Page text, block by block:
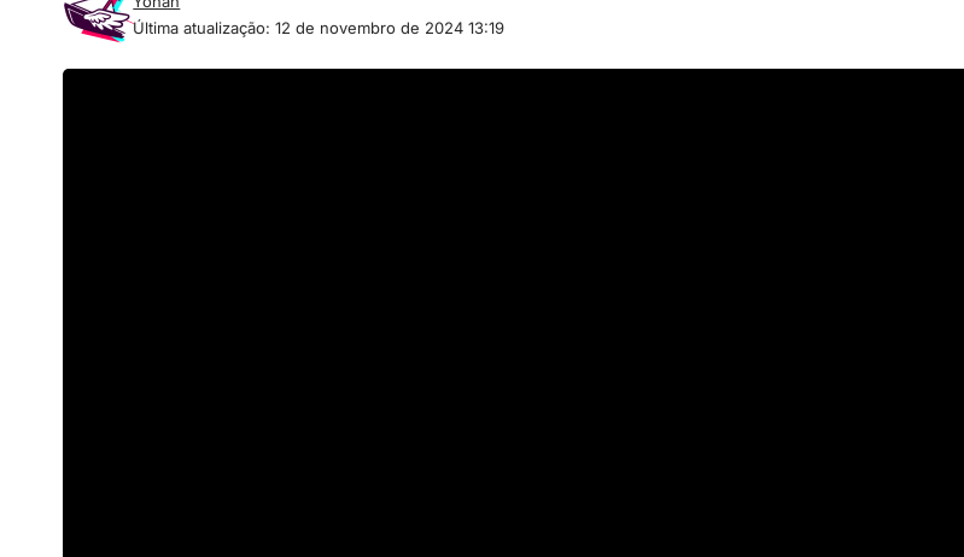
Última atualização: 12 de novembro de 2024 13:19